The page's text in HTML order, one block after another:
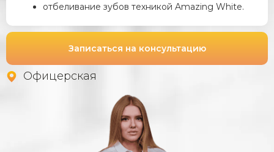
отбеливание зубов техникой Amazing White.
Записаться на консультацию
Офицерская